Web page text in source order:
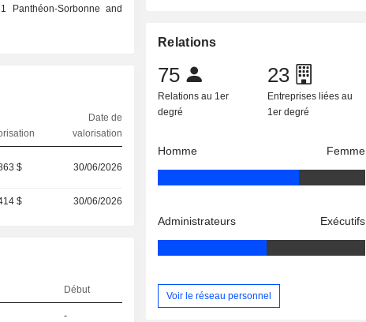
Panthéon-Sorbonne and
Date de
valorisation
$ 30/06/2026
$ 30/06/2026
Début
-
Relations
75
Relations au 1er
degré
23
Entreprises liées au
1er degré
Homme Femme
Administrateurs Exécutifs
Voir le réseau personnel